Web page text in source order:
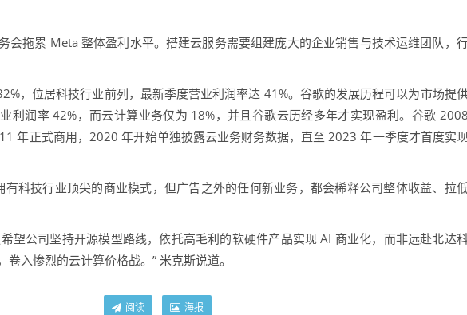
拖累 Meta 整体盈利水平。搭建云服务需要组建庞大的企业销售与技术运维团队，
，位居科技行业前列，最新季度营业利润率达 41%。谷歌的发展历程可以为市场提
利润率 42%，而云计算业务仅为 18%，并且谷歌云历经多年才实现盈利。谷歌 2008
年正式商用，2020 年开始单独披露云业务财务数据，直至 2023 年一季度才首度实
技行业顶尖的商业模式，但广告之外的任何新业务，都会稀释公司整体收益、拉
公司坚持开源模型路线，依托高毛利的软硬件产品实现 AI 商业化，而非远赴北达
入惨烈的云计算价格战。” 米克斯说道。
阅读 海报